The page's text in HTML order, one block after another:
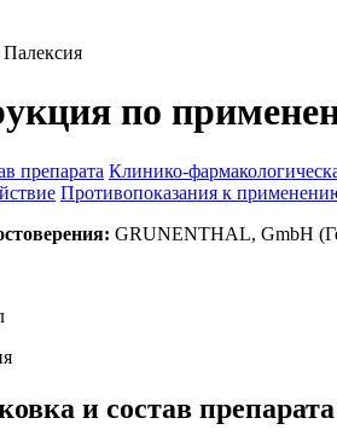
Палексия
по
препарата Клинико-
Противопоказания к
GRUNENTHAL, GmbH
и состав